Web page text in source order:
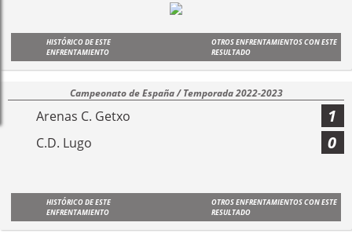
HISTÓRICO DE ESTE
ENFRENTAMIENTO
OTROS ENFRENTAMIENTOS CON ESTE
RESULTADO
Campeonato de España / Temporada 2022-2023
Arenas C. Getxo 1
C.D. Lugo 0
HISTÓRICO DE ESTE
ENFRENTAMIENTO
OTROS ENFRENTAMIENTOS CON ESTE
RESULTADO